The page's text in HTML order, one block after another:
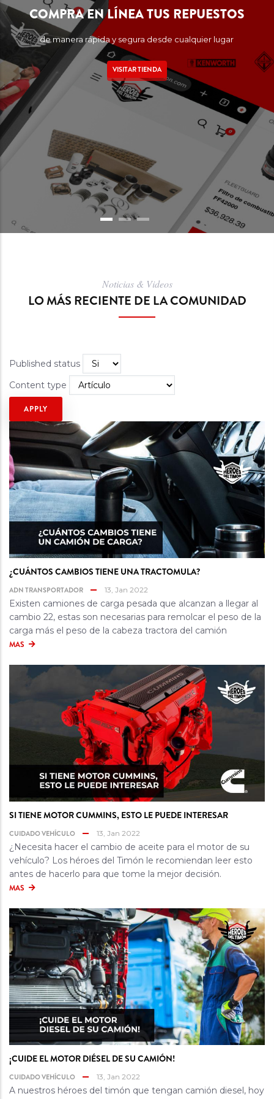
COMPRA EN LÍNEA TUS REPUESTOS
de manera rápida y segura desde cualquier lugar
VISITAR TIENDA
Noticias & Videos
LO MÁS RECIENTE DE LA COMUNIDAD
Published status
Content type
¿CUÁNTOS CAMBIOS TIENE UNA TRACTOMULA?
ADN TRANSPORTADOR 13, Jan 2022
Existen camiones de carga pesada que alcanzan a llegar al
cambio 22, estas son necesarias para remolcar el peso de la
carga más el peso de la cabeza tractora del camión
MAS
SI TIENE MOTOR CUMMINS, ESTO LE PUEDE INTERESAR
CUIDADO VEHÍCULO 13, Jan 2022
¿Necesita hacer el cambio de aceite para el motor de su
vehículo? Los héroes del Timón le recomiendan leer esto
antes de hacerlo para que tome la mejor decisión.
MAS
¡CUIDE EL MOTOR DIÉSEL DE SU CAMIÓN!
CUIDADO VEHÍCULO 13, Jan 2022
A nuestros héroes del timón que tengan camión diesel, hoy